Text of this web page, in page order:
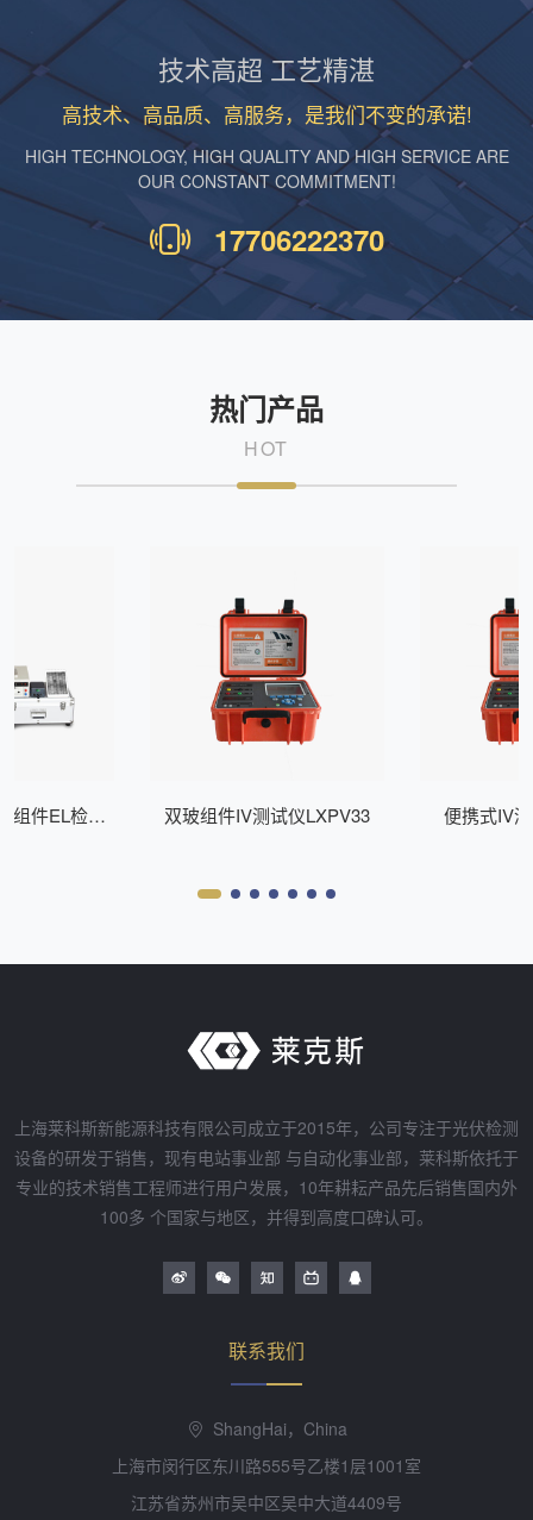
技术高超 工艺精湛
高技术、高品质、高服务，是我们不变的承诺!
HIGH TECHNOLOGY, HIGH QUALITY AND HIGH SERVICE ARE
OUR CONSTANT COMMITMENT!
17706222370
热门产品
HOT
组件EL检测
双玻组件IV测试仪LXPV33 便携式IV
上海莱科斯新能源科技有限公司成立于2015年，公司专注于光伏检测
设备的研发于销售，现有电站事业部 与自动化事业部，莱科斯依托于
专业的技术销售工程师进行用户发展，10年耕耘产品先后销售国内外
100多 个国家与地区，并得到高度口碑认可。
联系我们
ShangHai，China
上海市闵行区东川路555号乙楼1层1001室
江苏省苏州市吴中区吴中大道4409号